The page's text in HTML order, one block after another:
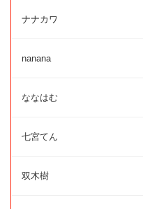
ナナカワ
nanana
ななはむ
七宮てん
双木樹